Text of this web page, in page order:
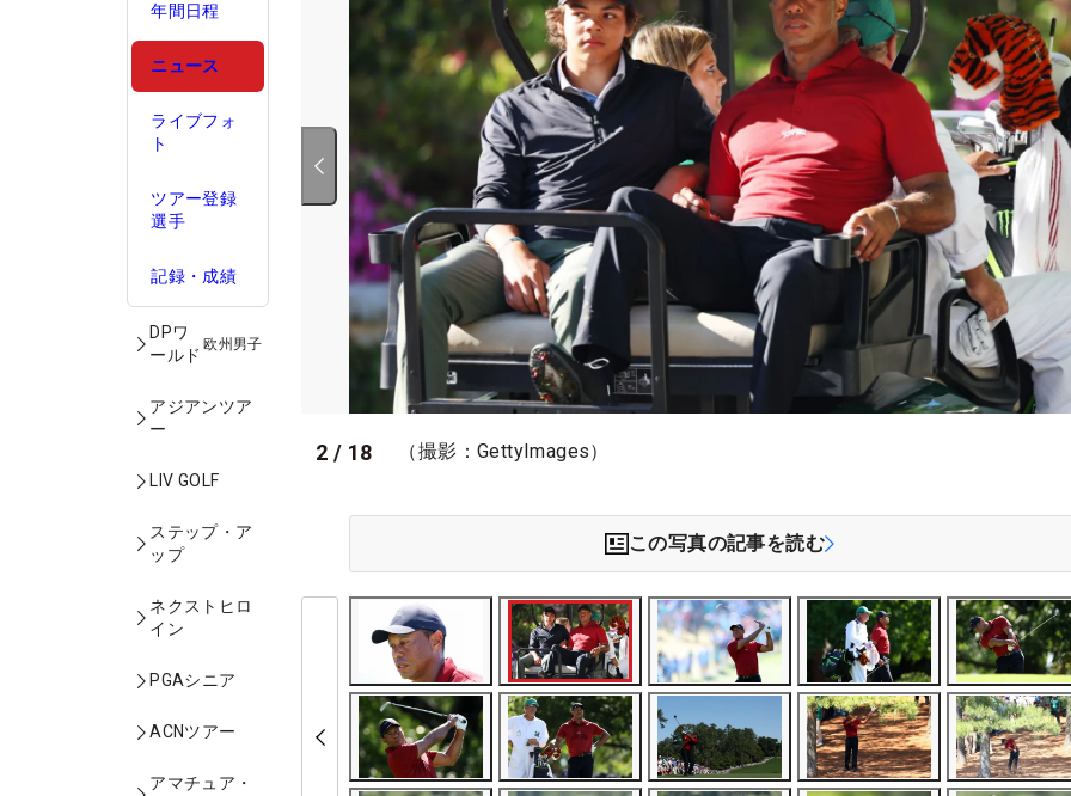
年間日程
ニュース
ライブフォ
ト
ツアー登録
選手
記録・成績
DPワ
ールド
欧州男子
アジアンツア
ー
LIV GOLF
ステップ・ア
ップ
ネクストヒロ
イン
PGAシニア
ACNツアー
アマチュア・
2 / 18 （撮影：GettyImages）
この写真の記事を読む